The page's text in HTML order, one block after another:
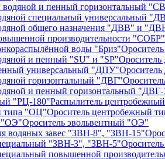
Распылитель
Ороситель центробежный
Ороситель эвольвентный "ОЭ"